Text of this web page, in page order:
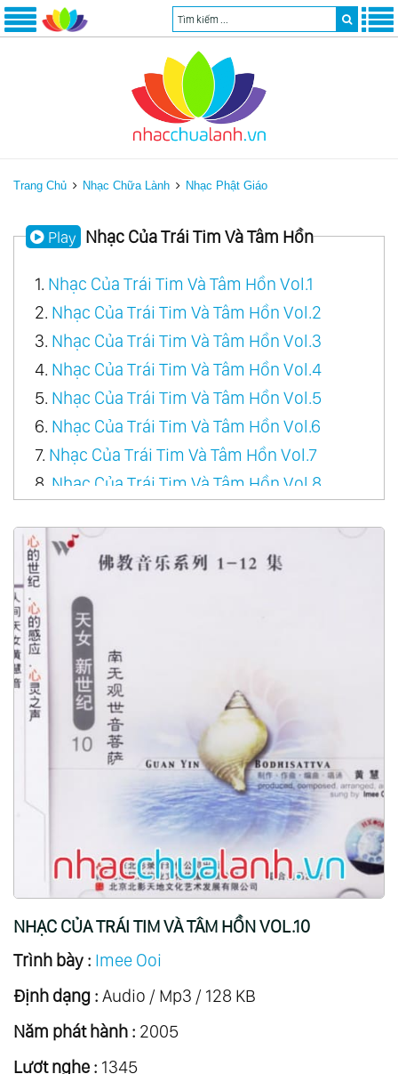
Trang Chủ Nhạc Chữa Lành Nhạc Phật Giáo
Play Nhạc Của Trái Tim Và Tâm Hồn
1. Nhạc Của Trái Tim Và Tâm Hồn Vol.1
2. Nhạc Của Trái Tim Và Tâm Hồn Vol.2
3. Nhạc Của Trái Tim Và Tâm Hồn Vol.3
4. Nhạc Của Trái Tim Và Tâm Hồn Vol.4
5. Nhạc Của Trái Tim Và Tâm Hồn Vol.5
6. Nhạc Của Trái Tim Và Tâm Hồn Vol.6
7. Nhạc Của Trái Tim Và Tâm Hồn Vol.7
8. Nhạc Của Trái Tim Và Tâm Hồn Vol.8
10.Nhạc Của Trái Tim Và Tâm Hồn Vol.10
11.
Nhạc Của Trái Tim Và Tâm Hồn Vol.11
12.
Nhạc Của Trái Tim Và Tâm Hồn Vol.12
NHẠC CỦA TRÁI TIM VÀ TÂM HỒN VOL.10
Trình bày : Imee Ooi
Định dạng : Audio / Mp3 / 128 KB
Năm phát hành : 2005
Lượt nghe : 1345